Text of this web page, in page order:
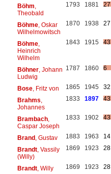
Böhm
Theobald
1793 1881 27
Böhme, Oskar
Wilhelmowitsch
1870 1938 27
Böhme,
Heinrich
Wilhelm
1843 1915 43
Böhner, Johann
Ludwig
1787 1860 6
Bose, Fritz von 1865 1945
32
Brahms
Johannes
1833 1897 43
Brambach,
Caspar Joseph
1833 1902 43
Brand, Gustav 1883 1963
14
Brandt, Vassily
(Willy)
1869 1923 28
Brandt, Willy 1869 1923
28